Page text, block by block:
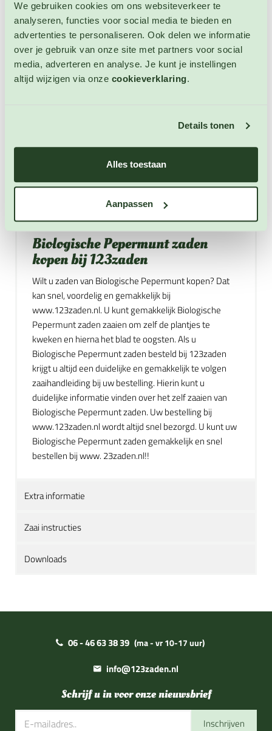
We gebruiken cookies om ons websiteverkeer te
analyseren, functies voor social media te bieden en
advertenties te personaliseren. Ook delen we informatie
over je gebruik van onze site met partners voor social
media, adverteren en analyse. Je kunt je instellingen
altijd wijzigen via onze cookieverklaring.
Details tonen
Alles toestaan
Aanpassen
2. Biologische Pepermunt wordt veel gebruikt in de
Engelse, Griekse, Indiaanse, Franse, Marokkaanse en
Nederlandse keuken.
3. Biologische Pepermunt wordt gebruikt om een
kruidenthee te maken die gebruikt kan worden tijdens
4. Biologische Pepermunt geeft smaak aan kruidenolie,
5. Biologische Pepermunt is heerlijk in combinatie met
6. Biologische Pepermunt is een winterharde,
Biologische Pepermunt zaden
kopen bij 123zaden
Wilt u zaden van Biologische Pepermunt kopen? Dat
kan snel, voordelig en gemakkelijk bij
www.123zaden.nl. U kunt gemakkelijk Biologische
Pepermunt zaden zaaien om zelf de plantjes te
kweken en hierna het blad te oogsten. Als u
Biologische Pepermunt zaden besteld bij 123zaden
krijgt u altijd een duidelijke en gemakkelijk te volgen
zaaihandleiding bij uw bestelling. Hierin kunt u
duidelijke informatie vinden over het zelf zaaien van
Biologische Pepermunt zaden. Uw bestelling bij
www.123zaden.nl wordt altijd snel bezorgd. U kunt uw
Biologische Pepermunt zaden gemakkelijk en snel
bestellen bij www. 23zaden.nl!!
Extra informatie
Zaai instructies
Downloads
06 - 46 63 38 39 (ma - vr 10-17 uur)
info@123zaden.nl
Schrijf u in voor onze nieuwsbrief
Inschrijven